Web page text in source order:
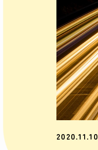
2020.11.10